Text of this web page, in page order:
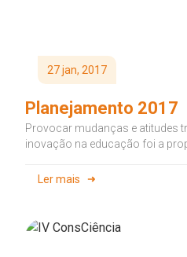
27 jan, 2017
Planejamento 2017
Provocar mudanças e atitudes
inovação na educação foi a
Ler mais